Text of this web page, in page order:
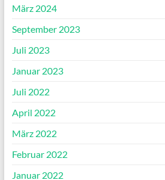
März 2024
September 2023
Juli 2023
Januar 2023
Juli 2022
April 2022
März 2022
Februar 2022
Januar 2022